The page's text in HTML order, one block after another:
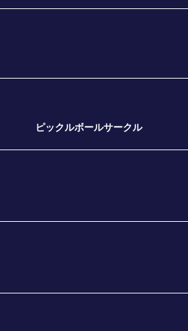
ピックルボールサークル